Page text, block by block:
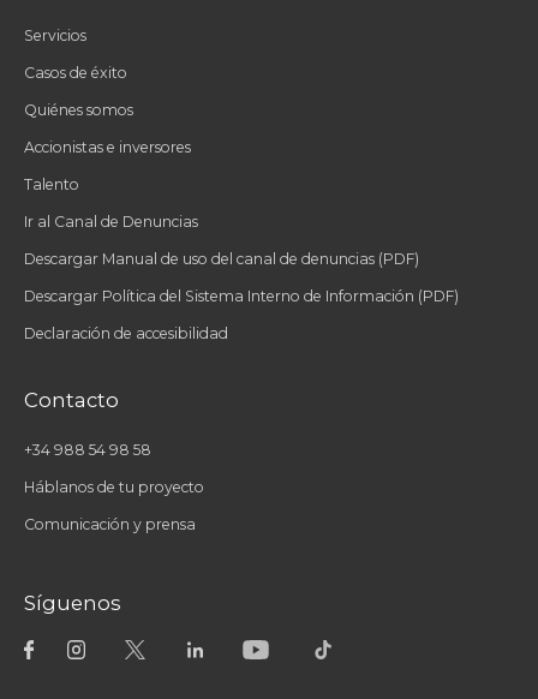
Servicios
Casos de éxito
Quiénes somos
Accionistas e inversores
Talento
Ir al Canal de Denuncias
Descargar Manual de uso del canal de denuncias (PDF)
Descargar Política del Sistema Interno de Información (PDF)
Declaración de accesibilidad
Contacto
+34 988 54 98 58
Háblanos de tu proyecto
Comunicación y prensa
Síguenos